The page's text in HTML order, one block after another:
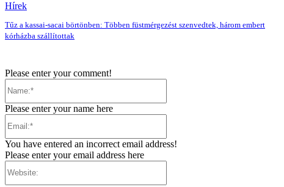
Hírek
Tűz a kassai-sacai börtönben: Többen füstmérgezést szenvedtek, három embert
kórházba szállítottak
Please enter your comment!
Please enter your name here
You have entered an incorrect email address!
Please enter your email address here